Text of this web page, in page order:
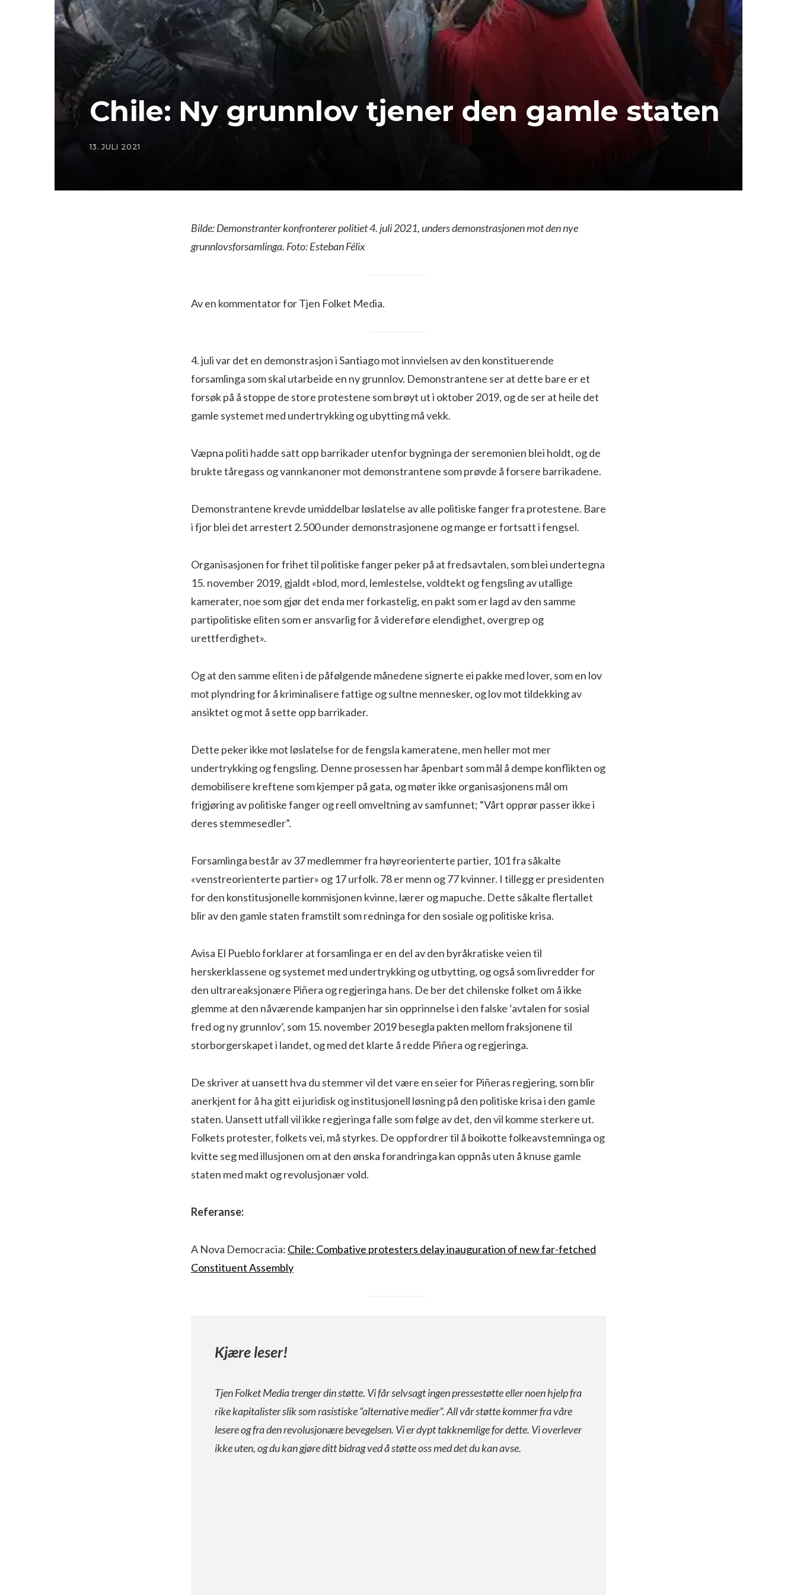
Chile: Ny grunnlov tjener den gamle staten
13. JULI 2021
Bilde: Demonstranter konfronterer politiet 4. juli 2021, unders demonstrasjonen mot den nye
grunnlovsforsamlinga. Foto: Esteban Félix
Av en kommentator for Tjen Folket Media.
4. juli var det en demonstrasjon i Santiago mot innvielsen av den konstituerende
forsamlinga som skal utarbeide en ny grunnlov. Demonstrantene ser at dette bare er et
forsøk på å stoppe de store protestene som brøyt ut i oktober 2019, og de ser at heile det
gamle systemet med undertrykking og ubytting må vekk.
Væpna politi hadde satt opp barrikader utenfor bygninga der seremonien blei holdt, og de
brukte tåregass og vannkanoner mot demonstrantene som prøvde å forsere barrikadene.
Demonstrantene krevde umiddelbar løslatelse av alle politiske fanger fra protestene. Bare
i fjor blei det arrestert 2.500 under demonstrasjonene og mange er fortsatt i fengsel.
Organisasjonen for frihet til politiske fanger peker på at fredsavtalen, som blei undertegna
15. november 2019, gjaldt «blod, mord, lemlestelse, voldtekt og fengsling av utallige
kamerater, noe som gjør det enda mer forkastelig, en pakt som er lagd av den samme
partipolitiske eliten som er ansvarlig for å videreføre elendighet, overgrep og
urettferdighet».
Og at den samme eliten i de påfølgende månedene signerte ei pakke med lover, som en lov
mot plyndring for å kriminalisere fattige og sultne mennesker, og lov mot tildekking av
ansiktet og mot å sette opp barrikader.
Dette peker ikke mot løslatelse for de fengsla kameratene, men heller mot mer
undertrykking og fengsling. Denne prosessen har åpenbart som mål å dempe konflikten og
demobilisere kreftene som kjemper på gata, og møter ikke organisasjonens mål om
frigjøring av politiske fanger og reell omveltning av samfunnet; “Vårt opprør passer ikke i
deres stemmesedler”.
Forsamlinga består av 37 medlemmer fra høyreorienterte partier, 101 fra såkalte
«venstreorienterte partier» og 17 urfolk. 78 er menn og 77 kvinner. I tillegg er presidenten
for den konstitusjonelle kommisjonen kvinne, lærer og mapuche. Dette såkalte flertallet
blir av den gamle staten framstilt som redninga for den sosiale og politiske krisa.
Avisa El Pueblo forklarer at forsamlinga er en del av den byråkratiske veien til
herskerklassene og systemet med undertrykking og utbytting, og også som livredder for
den ultrareaksjonære Piñera og regjeringa hans. De ber det chilenske folket om å ikke
glemme at den nåværende kampanjen har sin opprinnelse i den falske ‘avtalen for sosial
fred og ny grunnlov’, som 15. november 2019 besegla pakten mellom fraksjonene til
storborgerskapet i landet, og med det klarte å redde Piñera og regjeringa.
De skriver at uansett hva du stemmer vil det være en seier for Piñeras regjering, som blir
anerkjent for å ha gitt ei juridisk og institusjonell løsning på den politiske krisa i den gamle
staten. Uansett utfall vil ikke regjeringa falle som følge av det, den vil komme sterkere ut.
Folkets protester, folkets vei, må styrkes. De oppfordrer til å boikotte folkeavstemninga og
kvitte seg med illusjonen om at den ønska forandringa kan oppnås uten å knuse gamle
staten med makt og revolusjonær vold.
Referanse:
A Nova Democracia: Chile: Combative protesters delay inauguration of new far-fetched
Constituent Assembly
Kjære leser!
Tjen Folket Media trenger din støtte. Vi får selvsagt ingen pressestøtte eller noen hjelp fra
rike kapitalister slik som rasistiske “alternative medier”. All vår støtte kommer fra våre
lesere og fra den revolusjonære bevegelsen. Vi er dypt takknemlige for dette. Vi overlever
ikke uten, og du kan gjøre ditt bidrag ved å støtte oss med det du kan avse.